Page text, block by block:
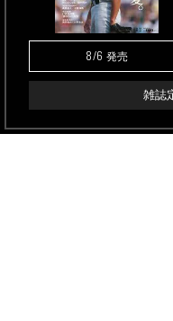
8/6 発売
雑誌